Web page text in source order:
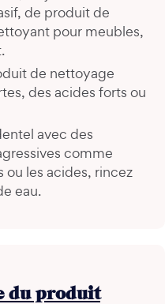
de produit de
pour meubles,
de nettoyage
des acides forts ou
avec des
comme
ou les acides, rincez
eau.
du produit